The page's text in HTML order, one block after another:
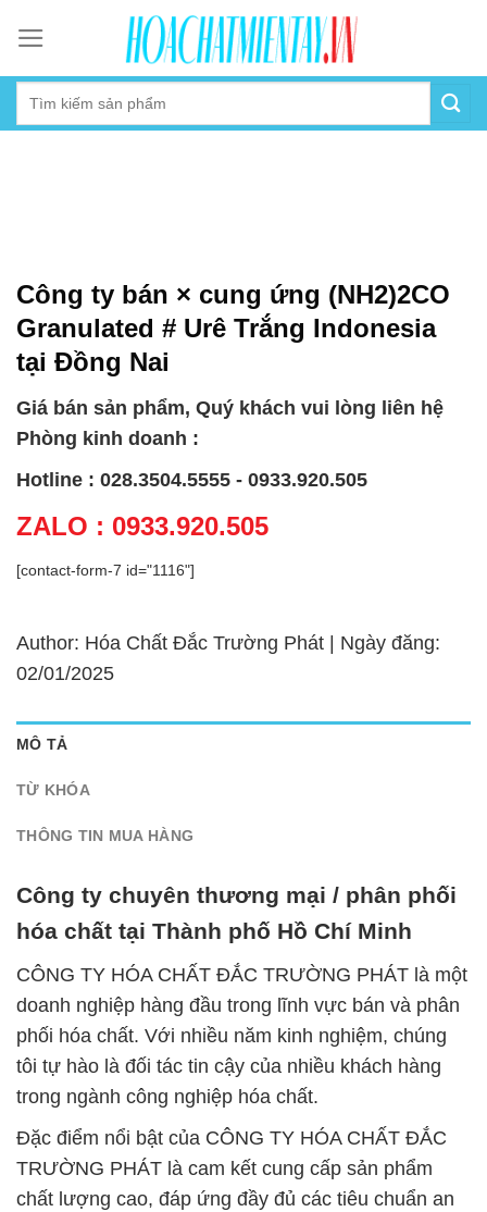
content
Công ty bán × cung ứng (NH2)2CO
Granulated # Urê Trắng Indonesia
tại Đồng Nai
Giá bán sản phẩm, Quý khách vui lòng liên hệ
Phòng kinh doanh :
Hotline : 028.3504.5555 - 0933.920.505
ZALO : 0933.920.505
[contact-form-7 id="1116"]
Author: Hóa Chất Đắc Trường Phát | Ngày đăng:
02/01/2025
MÔ TẢ
TỪ KHÓA
THÔNG TIN MUA HÀNG
Công ty chuyên thương mại / phân phối
hóa chất tại Thành phố Hồ Chí Minh
CÔNG TY HÓA CHẤT ĐẮC TRƯỜNG PHÁT là một
doanh nghiệp hàng đầu trong lĩnh vực bán và phân
phối hóa chất. Với nhiều năm kinh nghiệm, chúng
tôi tự hào là đối tác tin cậy của nhiều khách hàng
trong ngành công nghiệp hóa chất.
Đặc điểm nổi bật của CÔNG TY HÓA CHẤT ĐẮC
TRƯỜNG PHÁT là cam kết cung cấp sản phẩm
chất lượng cao, đáp ứng đầy đủ các tiêu chuẩn an